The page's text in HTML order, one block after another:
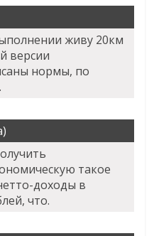
живу 20км
версии
нормы, по
такое
доходы в
что.